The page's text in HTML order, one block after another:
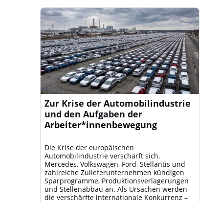
Zur Krise der Automobilindustrie
und den Aufgaben der
Arbeiter*innenbewegung
Die Krise der europäischen
Automobilindustrie verschärft sich.
Mercedes, Volkswagen, Ford, Stellantis und
zahlreiche Zulieferunternehmen kündigen
Sparprogramme, Produktionsverlagerungen
und Stellenabbau an. Als Ursachen werden
die verschärfte internationale Konkurrenz –